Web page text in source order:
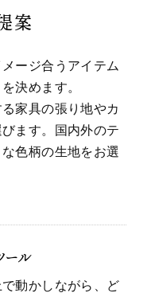
案
ージ合うアイテム
決めます。
家具の張り地やカ
ます。国内外のテ
色柄の生地をお選
ール
動かしながら、ど